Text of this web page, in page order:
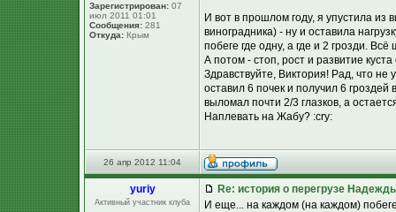
Зарегистрирован: 07
июл 2011 01:01
Сообщения: 281
Откуда: Крым
И вот в прошлом году, я упустила из
виноградника) - ну и оставила
побеге где одну, а где и 2 грозди.
А потом - стоп, рост и развитие куста
Здравствуйте, Виктория! Рад, что
оставил 6 почек и получил 6
выломал почти 2/3 глазков, а
Наплевать на Жабу? :cry:
26 апр 2012 11:04
yuriy
Активный участник клуба
Re: история о перегрузе
И еще... на каждом (на каждом)